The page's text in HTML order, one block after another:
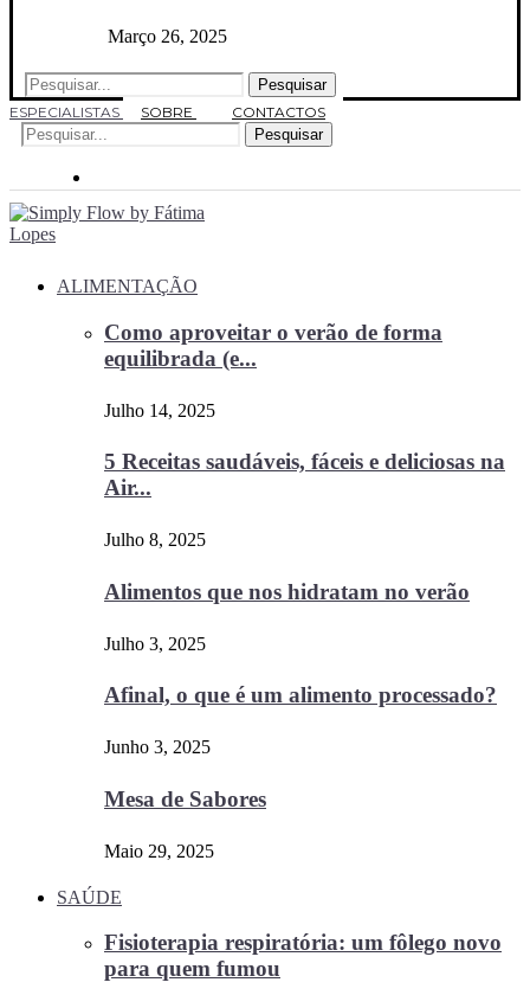
Março 26, 2025
Pesquisar
ESPECIALISTAS
SOBRE
CONTACTOS
Pesquisar
ALIMENTAÇÃO
Como aproveitar o verão de forma
equilibrada (e...
Julho 14, 2025
5 Receitas saudáveis, fáceis e deliciosas na
Air...
Julho 8, 2025
Alimentos que nos hidratam no verão
Julho 3, 2025
Afinal, o que é um alimento processado?
Junho 3, 2025
Mesa de Sabores
Maio 29, 2025
SAÚDE
Fisioterapia respiratória: um fôlego novo
para quem fumou